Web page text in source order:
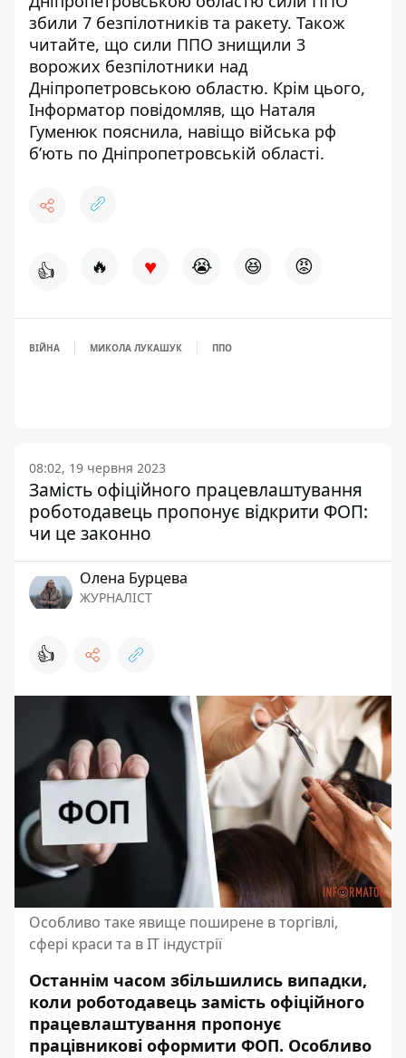
збили 7 безпілотників та ракету. Також
читайте, що сили ППО знищили 3
ворожих безпілотники над
Дніпропетровською областю. Крім цього,
Інформатор повідомляв, що Наталя
Гуменюк пояснила, навіщо війська рф
б’ють по Дніпропетровській області.
👍 🔥 ♥ 😭 😆 😡
ВІЙНА МИКОЛА ЛУКАШУК ППО
08:02, 19 червня 2023
Замість офіційного працевлаштування
роботодавець пропонує відкрити ФОП:
чи це законно
Олена Бурцева
ЖУРНАЛІСТ
👍
Особливо таке явище поширене в торгівлі,
сфері краси та в IT індустрії
Останнім часом збільшились випадки,
коли роботодавець замість офіційного
працевлаштування пропонує
працівникові оформити ФОП. Особливо